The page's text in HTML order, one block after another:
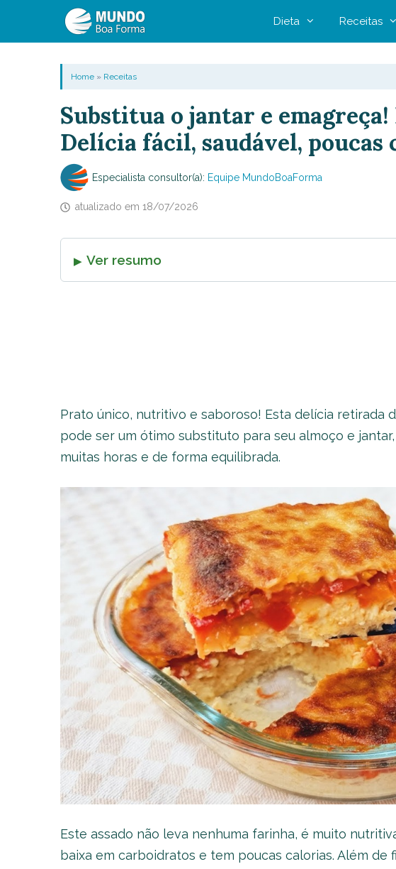
Dieta Receitas
Home» Receitas
Substitua o jantar e
Delícia fácil, saudável, poucas
Especialista consultor(a): Equipe MundoBoaForma
atualizado em 18/07/2026
Ver resumo
Prato único, nutritivo e saboroso! Esta delícia retirada
pode ser um ótimo substituto para seu almoço e
muitas horas e de forma equilibrada.
Este assado não leva nenhuma farinha, é muito
baixa em carboidratos e tem poucas calorias. Além de